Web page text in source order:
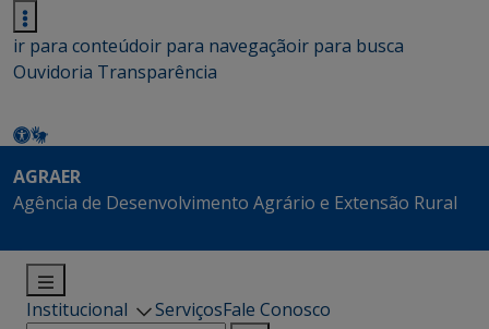
ir para conteúdoir para navegaçãoir para busca
Ouvidoria Transparência
AGRAER
Agência de Desenvolvimento Agrário e Extensão Rural
Institucional ServiçosFale Conosco